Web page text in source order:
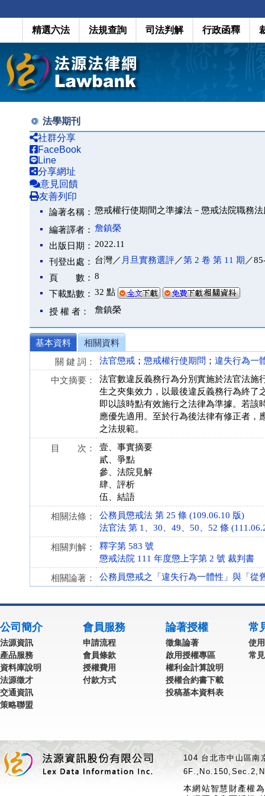
精選六法 法規查詢 司法判解 行政函釋
法學期刊
社群分享
FaceBook
Line
分享網址
意見回饋
友善列印
論著名稱： 懲戒權行使期間之準據法－懲戒法院職務
編著譯者： 詹鎮榮
出版日期： 2022.11
刊登出處： 台灣／ 月旦實務選評／第 2 卷 第 11 期 ／
頁 數： 8
下載點數： 32 點
授 權 者： 詹鎮榮
基本資料
相關資料
關 鍵 詞：
法官懲戒 ； 懲戒權行使期問 ； 違失行為一
中文摘要：
法官數違反義務行為分別實施於法官法施
生之夾集效力，以最後違反義務行為終了
即以該時點有效施行之法律為準據。若
應優先適用。至於行為後法律有修正者
之法規範。
目 次：
壹、事實摘要
貳、爭點
參、法院見解
肆、評析
伍、結語
相關法條：
公務員懲戒法 第 25 條 (109.06.10 版)
法官法 第 1、30、49、50、52 條
相關判解：
釋字第 583 號
懲戒法院 111 年度懲上字第 2 號 裁判書
相關論著： 公務員懲戒之「違失行為一體性」與「從
公司簡介
法源資訊
產品服務
資料庫說明
法源徵才
交通資訊
策略聯盟
會員服務
申請流程
會員條款
授權費用
付款方式
論著授權
徵集論著
啟用授權專區
權利金計算說明
授權合約書下載
投稿基本資料表
常
使
常
104 台北市中山區
本網站智慧財產權